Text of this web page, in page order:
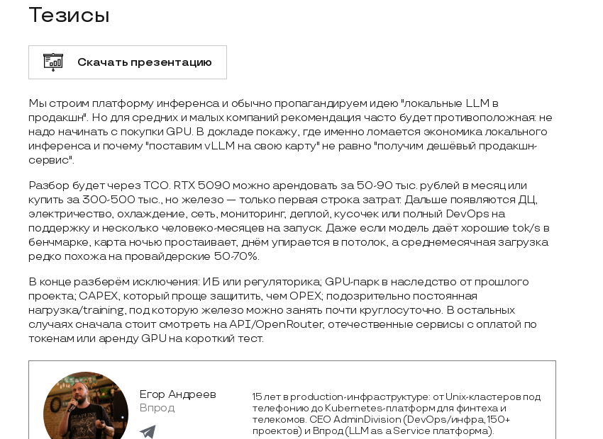
Тезисы
Скачать презентацию
Мы строим платформу инференса и обычно пропагандируем идею "локальные LLM в
продакшн". Но для средних и малых компаний рекомендация часто будет противоположная: не
надо начинать с покупки GPU. В докладе покажу, где именно ломается экономика локального
инференса и почему "поставим vLLM на свою карту" не равно "получим дешёвый продакшн-
сервис".
Разбор будет через TCO. RTX 5090 можно арендовать за 50-90 тыс. рублей в месяц или
купить за 300-500 тыс., но железо — только первая строка затрат. Дальше появляются ДЦ,
электричество, охлаждение, сеть, мониторинг, деплой, кусочек или полный DevOps на
поддержку и несколько человеко-месяцев на запуск. Даже если модель даёт хорошие tok/s в
бенчмарке, карта ночью простаивает, днём упирается в потолок, а среднемесячная загрузка
редко похожа на провайдерские 50-70%.
В конце разберём исключения: ИБ или регуляторика; GPU-парк в наследство от прошлого
проекта; CAPEX, который проще защитить, чем OPEX; подозрительно постоянная
нагрузка/training, под которую железо можно занять почти круглосуточно. В остальных
случаях сначала стоит смотреть на API/OpenRouter, отечественные сервисы с оплатой по
токенам или аренду GPU на короткий тест.
Егор Андреев
Впрод
15 лет в production-инфраструктуре: от Unix-кластеров под
телефонию до Kubernetes-платформ для финтеха и
телекомов. CEO AdminDivision (DevOps/инфра, 150+
проектов) и Впрод (LLM as a Service платформа).